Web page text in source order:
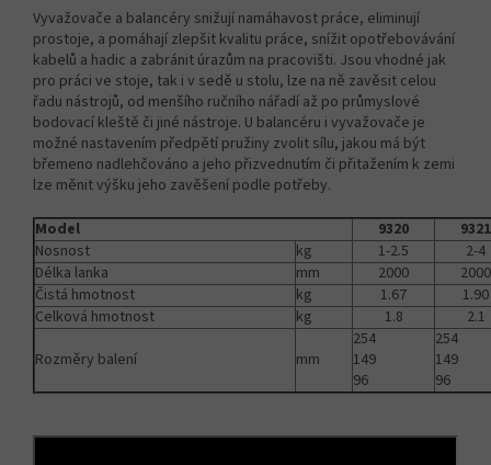
Vyvažovače a balancéry snižují namáhavost práce, eliminují
prostoje, a pomáhají zlepšit kvalitu práce, snížit opotřebovávání
kabelů a hadic a zabránit úrazům na pracovišti. Jsou vhodné jak
pro práci ve stoje, tak i v sedě u stolu, lze na ně zavěsit celou
řadu nástrojů, od menšího ručního nářadí až po průmyslové
bodovací kleště či jiné nástroje. U balancéru i vyvažovače je
možné nastavením předpětí pružiny zvolit sílu, jakou má být
břemeno nadlehčováno a jeho přizvednutím či přitažením k zemi
lze měnit výšku jeho zavěšení podle potřeby.
Model
9320
9321
Nosnost
kg 1-2.5
2-4
Délka lanka
mm 2000
2000
Čistá hmotnost
kg 1.67
1.90
Celková hmotnost
kg 1.8
2.1
Rozměry balení
mm
254
149
96
254
149
96